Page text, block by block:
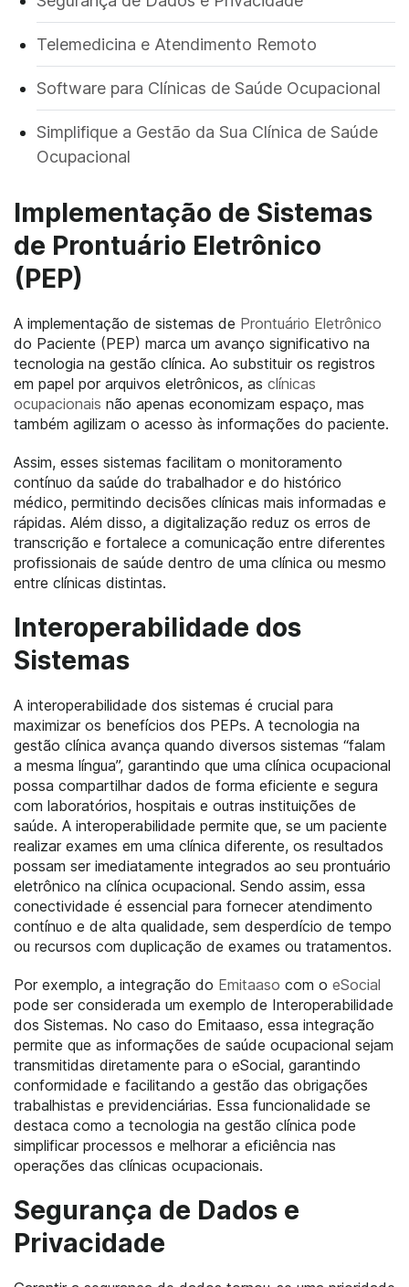
Telemedicina e Atendimento Remoto
Software para Clínicas de Saúde Ocupacional
Simplifique a Gestão da Sua Clínica de Saúde
Ocupacional
Implementação de Sistemas
de Prontuário Eletrônico
(PEP)
A implementação de sistemas de Prontuário Eletrônico
do Paciente (PEP) marca um avanço significativo na
tecnologia na gestão clínica. Ao substituir os registros
em papel por arquivos eletrônicos, as clínicas
ocupacionais não apenas economizam espaço, mas
também agilizam o acesso às informações do paciente.
Assim, esses sistemas facilitam o monitoramento
contínuo da saúde do trabalhador e do histórico
médico, permitindo decisões clínicas mais informadas e
rápidas. Além disso, a digitalização reduz os erros de
transcrição e fortalece a comunicação entre diferentes
profissionais de saúde dentro de uma clínica ou mesmo
entre clínicas distintas.
Interoperabilidade dos
Sistemas
A interoperabilidade dos sistemas é crucial para
maximizar os benefícios dos PEPs. A tecnologia na
gestão clínica avança quando diversos sistemas “falam
a mesma língua”, garantindo que uma clínica ocupacional
possa compartilhar dados de forma eficiente e segura
com laboratórios, hospitais e outras instituições de
saúde. A interoperabilidade permite que, se um paciente
realizar exames em uma clínica diferente, os resultados
possam ser imediatamente integrados ao seu prontuário
eletrônico na clínica ocupacional. Sendo assim, essa
conectividade é essencial para fornecer atendimento
contínuo e de alta qualidade, sem desperdício de tempo
ou recursos com duplicação de exames ou tratamentos.
Por exemplo, a integração do Emitaaso com o eSocial
pode ser considerada um exemplo de Interoperabilidade
dos Sistemas. No caso do Emitaaso, essa integração
permite que as informações de saúde ocupacional sejam
transmitidas diretamente para o eSocial, garantindo
conformidade e facilitando a gestão das obrigações
trabalhistas e previdenciárias. Essa funcionalidade se
destaca como a tecnologia na gestão clínica pode
simplificar processos e melhorar a eficiência nas
operações das clínicas ocupacionais.
Segurança de Dados e
Privacidade